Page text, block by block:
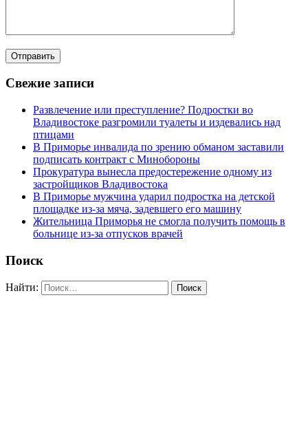
Свежие записи
Развлечение или преступление? Подростки во
Владивостоке разгромили туалеты и издевались над
птицами
В Приморье инвалида по зрению обманом заставили
подписать контракт с Минобороны
Прокуратура вынесла предостережение одному из
застройщиков Владивостока
В Приморье мужчина ударил подростка на детской
площадке из-за мяча, задевшего его машину
Жительница Приморья не смогла получить помощь в
больнице из-за отпусков врачей
Поиск
Найти: